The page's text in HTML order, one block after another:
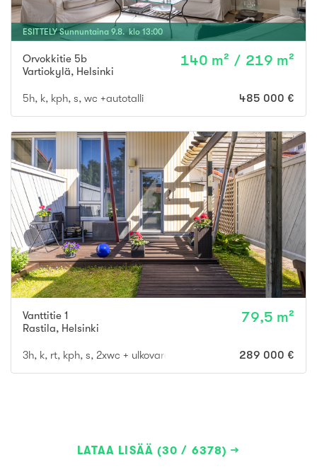
ESITTELY Sunnuntaina 9.8. klo 13:00
Orvokkitie 5b
Vartiokylä, Helsinki
140 m² / 219 m²
5h, k, kph, s, wc +autotalli 485 000 €
Vanttitie 1
Rastila, Helsinki
79,5 m²
3h, k, rt, kph, s, 2xwc + ulkovarasto ja piha 289 000 €
LATAA LISÄÄ (30 / 6378)